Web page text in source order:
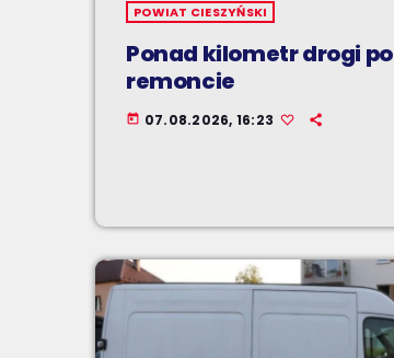
POWIAT CIESZYŃSKI
Ponad kilometr drogi po
remoncie
today 07.08.2026, 16:23